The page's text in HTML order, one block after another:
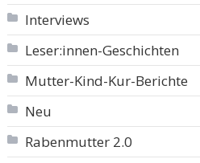
Interviews
Leser:innen-Geschichten
Mutter-Kind-Kur-Berichte
Neu
Rabenmutter 2.0